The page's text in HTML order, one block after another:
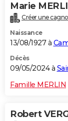
Marie
Créer une
Naissance
13/08/1927 à
Décès
09/05/2024 à
Famille MERLIN
Robert